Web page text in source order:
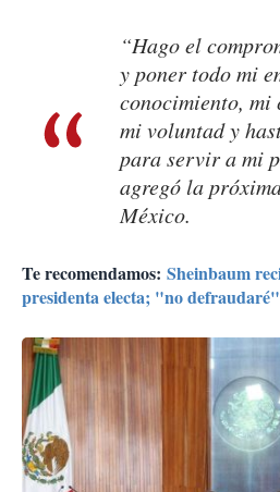
“Hago el
y poner todo mi
conocimiento, mi
mi voluntad y
para servir a mi
agregó la
México.
Te recomendamos: Sheinbaum
presidenta electa; "no defraudaré"